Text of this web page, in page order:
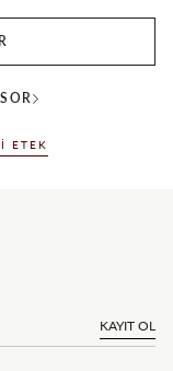
ETEK
KAYIT OL